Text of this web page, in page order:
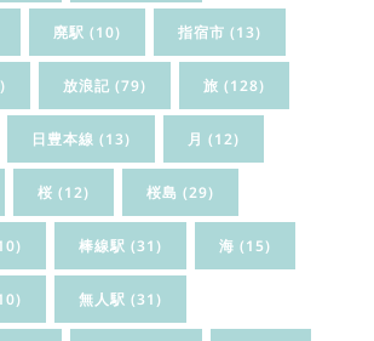
廃駅 (10) 指宿市 (13)
放浪記 (79) 旅 (128)
日豊本線 (13) 月 (12)
桜 (12) 桜島 (29)
棒線駅 (31) 海 (15)
無人駅 (31)